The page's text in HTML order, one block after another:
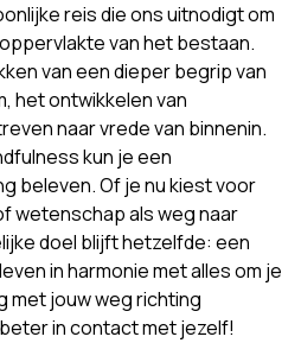
reis die ons uitnodigt om
van het bestaan.
van een dieper begrip van
het ontwikkelen van
naar vrede van binnenin.
kun je een
beleven. Of je nu kiest voor
wetenschap als weg naar
doel blijft hetzelfde: een
in harmonie met alles om je
met jouw weg richting
in contact met jezelf!